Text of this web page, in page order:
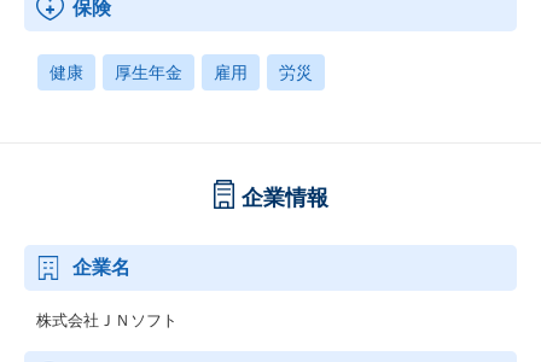
保険
健康 厚生年金 雇用 労災
企業情報
企業名
株式会社ＪＮソフト